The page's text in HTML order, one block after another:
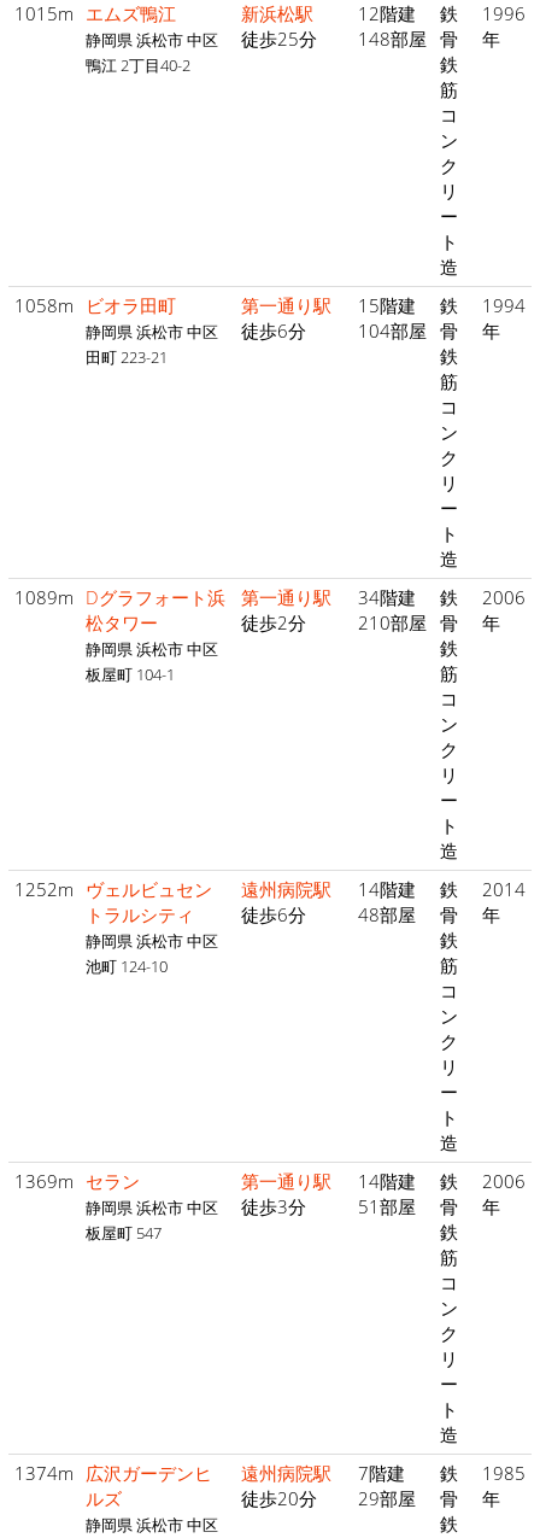
1015m エムズ鴨江
静岡県 浜松市 中区
鴨江 2丁目40-2
新浜松駅
徒歩25分
12階建
148部屋
鉄
骨
鉄
筋
コ
ン
ク
リ
ー
ト
造
1996
年
1058m ビオラ田町
静岡県 浜松市 中区
田町 223-21
第一通り駅
徒歩6分
15階建
104部屋
鉄
骨
鉄
筋
コ
ン
ク
リ
ー
ト
造
1994
年
1089m Dグラフォート浜
松タワー
静岡県 浜松市 中区
板屋町 104-1
第一通り駅
徒歩2分
34階建
210部屋
鉄
骨
鉄
筋
コ
ン
ク
リ
ー
ト
造
2006
年
1252m ヴェルビュセン
トラルシティ
静岡県 浜松市 中区
池町 124-10
遠州病院駅
徒歩6分
14階建
48部屋
鉄
骨
鉄
筋
コ
ン
ク
リ
ー
ト
造
2014
年
1369m セラン
静岡県 浜松市 中区
板屋町 547
第一通り駅
徒歩3分
14階建
51部屋
鉄
骨
鉄
筋
コ
ン
ク
リ
ー
ト
造
2006
年
1374m 広沢ガーデンヒ
ルズ
静岡県 浜松市 中区
遠州病院駅
徒歩20分
7階建
29部屋
鉄
骨
鉄
1985
年